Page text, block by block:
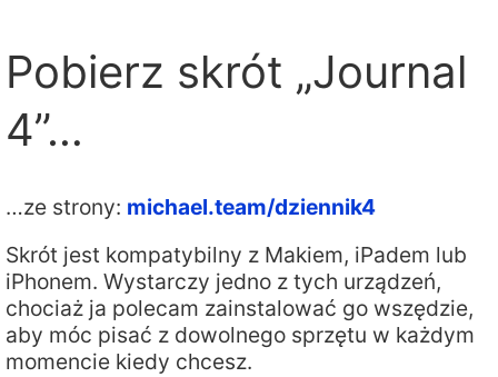
Pobierz skrót „Journal
4”…
…ze strony: michael.team/dziennik4
Skrót jest kompatybilny z Makiem, iPadem lub
iPhonem. Wystarczy jedno z tych urządzeń,
chociaż ja polecam zainstalować go wszędzie,
aby móc pisać z dowolnego sprzętu w każdym
momencie kiedy chcesz.